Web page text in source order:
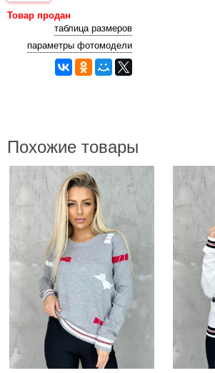
Товар продан
таблица размеров
параметры фотомодели
Похожие товары